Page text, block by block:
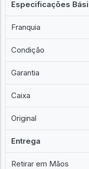
Especificações
Franquia
Condição
Garantia
Caixa
Original
Entrega
Retirar em Mãos